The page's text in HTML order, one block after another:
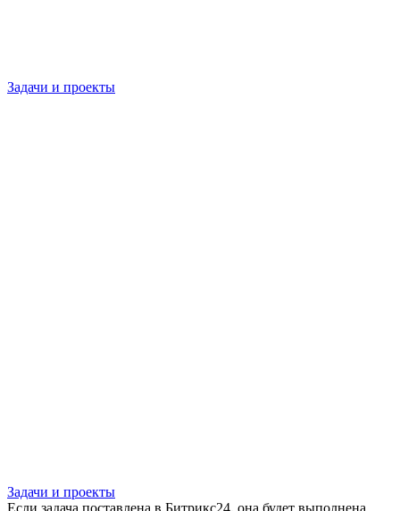
Задачи и проекты
Задачи и проекты
Если задача поставлена в Битрикс24, она будет выполнена